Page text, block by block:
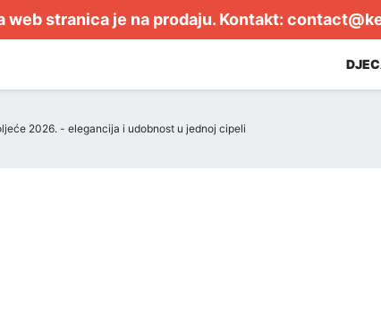
web stranica je na prodaju. Kontakt:
2026. - elegancija i udobnost u jednoj cipeli